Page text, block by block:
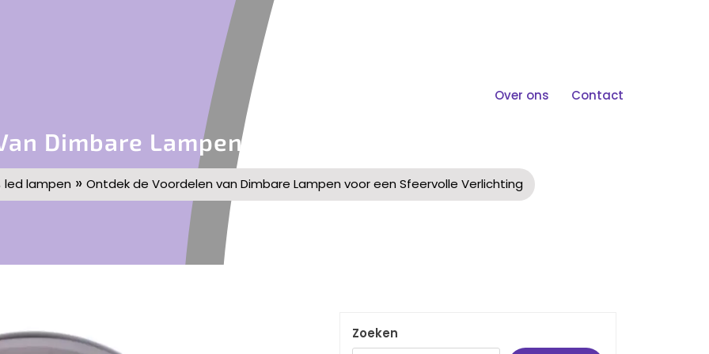
Over ons Contact
Dimbare Lampen Voor Een Sfeervolle Verlichting
led lampen » Ontdek de Voordelen van Dimbare Lampen voor een Sfeervolle Verlichting
Zoeken